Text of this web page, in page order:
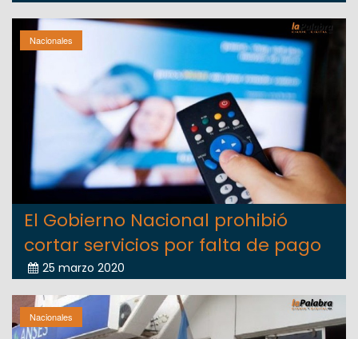
Nacionales
El Gobierno Nacional prohibió
cortar servicios por falta de pago
25 marzo 2020
Nacionales